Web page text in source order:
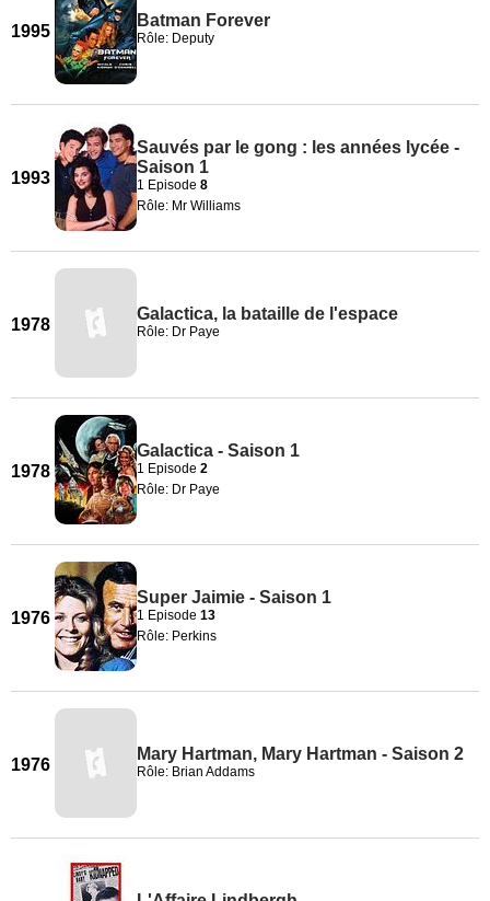
1995
Batman Forever
Rôle: Deputy
1993
Sauvés par le gong : les années lycée -
Saison 1
1 Episode 8
Rôle: Mr Williams
1978
Galactica, la bataille de l'espace
Rôle: Dr Paye
1978
Galactica - Saison 1
1 Episode 2
Rôle: Dr Paye
1976
Super Jaimie - Saison 1
1 Episode 13
Rôle: Perkins
1976
Mary Hartman, Mary Hartman - Saison 2
Rôle: Brian Addams